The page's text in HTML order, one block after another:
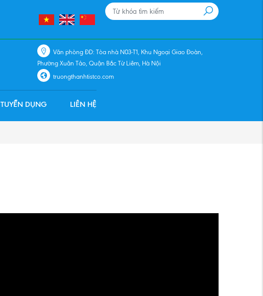
Văn phòng ĐD: Tòa nhà N03-T1, Khu Ngoại Giao Đoàn,
Phường Xuân Tảo, Quận Bắc Từ Liêm, Hà Nội
truongthanhtistco.com
TUYỂN DỤNG LIÊN HỆ